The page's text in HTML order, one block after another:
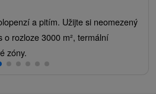
a pitím. Užijte si neomezený
rozloze 3000 m², termální
zóny.